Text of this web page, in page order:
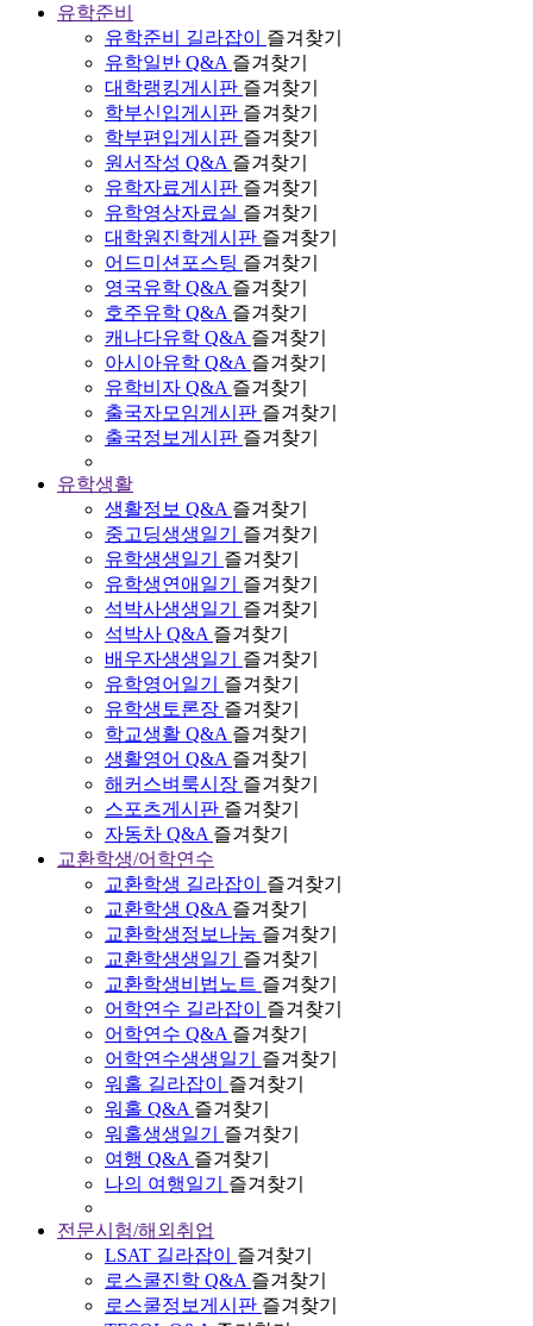
유학준비
유학준비 길라잡이
즐겨찾기
유학일반 Q&A 즐겨찾기
대학랭킹게시판 즐겨찾기
학부신입게시판 즐겨찾기
학부편입게시판 즐겨찾기
원서작성 Q&A 즐겨찾기
유학자료게시판 즐겨찾기
유학영상자료실 즐겨찾기
대학원진학게시판 즐겨찾기
어드미션포스팅 즐겨찾기
영국유학 Q&A 즐겨찾기
호주유학 Q&A 즐겨찾기
캐나다유학 Q&A 즐겨찾기
아시아유학 Q&A 즐겨찾기
유학비자 Q&A 즐겨찾기
출국자모임게시판 즐겨찾기
출국정보게시판 즐겨찾기
유학생활
생활정보 Q&A 즐겨찾기
중고딩생생일기
즐겨찾기
유학생생일기
즐겨찾기
유학생연애일기
즐겨찾기
석박사생생일기
즐겨찾기
석박사 Q&A 즐겨찾기
배우자생생일기
즐겨찾기
유학영어일기
즐겨찾기
유학생토론장 즐겨찾기
학교생활 Q&A 즐겨찾기
생활영어 Q&A 즐겨찾기
해커스벼룩시장 즐겨찾기
스포츠게시판 즐겨찾기
자동차 Q&A 즐겨찾기
교환학생/어학연수
교환학생 길라잡이
즐겨찾기
교환학생 Q&A 즐겨찾기
교환학생정보나눔 즐겨찾기
교환학생생일기
즐겨찾기
교환학생비법노트 즐겨찾기
어학연수 길라잡이
즐겨찾기
어학연수 Q&A 즐겨찾기
어학연수생생일기
즐겨찾기
워홀 길라잡이
즐겨찾기
워홀 Q&A 즐겨찾기
워홀생생일기
즐겨찾기
여행 Q&A 즐겨찾기
나의 여행일기
즐겨찾기
전문시험/해외취업
LSAT 길라잡이
즐겨찾기
로스쿨진학 Q&A 즐겨찾기
로스쿨정보게시판 즐겨찾기